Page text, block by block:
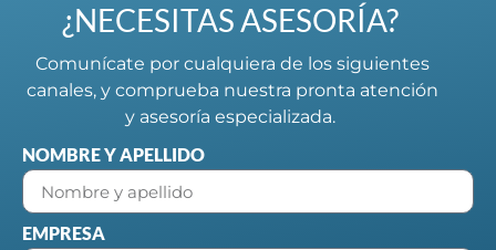
¿NECESITAS ASESORÍA?
Comunícate por cualquiera de los siguientes
canales, y comprueba nuestra pronta atención
y asesoría especializada.
NOMBRE Y APELLIDO
EMPRESA